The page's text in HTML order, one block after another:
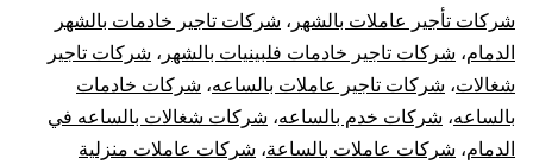
شركات تأجير عاملات بالشهر ، شركات تاجير خادمات بالشهر
الدمام، شركات تاجير خادمات فلبينيات بالشهر ، شركات تاجير
شغالات، شركات تاجير عاملات بالساعه، شركات خادمات
بالساعه، شركات خدم بالساعه، شركات شغالات بالساعه في
الدمام، شركات عاملات بالساعة، شركات عاملات منزلية